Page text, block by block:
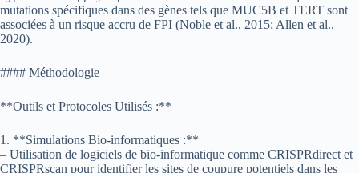
mutations spécifiques dans des gènes tels que MUC5B et TERT sont
associées à un risque accru de FPI (Noble et al., 2015; Allen et al.,
2020).
#### Méthodologie
**Outils et Protocoles Utilisés :**
1. **Simulations Bio-informatiques :**
– Utilisation de logiciels de bio-informatique comme CRISPRdirect et
CRISPRscan pour identifier les sites de coupure potentiels dans les